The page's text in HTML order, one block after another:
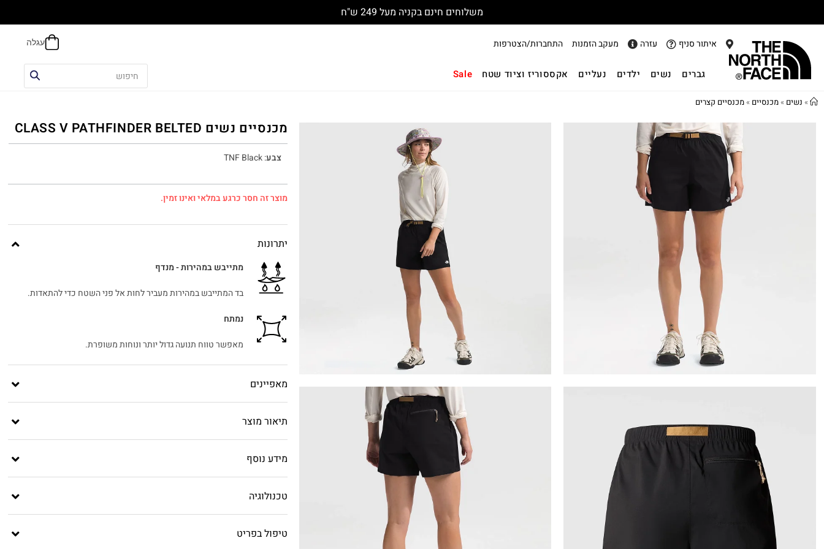
משלוחים חינם בקניה מעל 249 ש"ח
איתור סניף עזרה מעקב הזמנות התחברות/הצטרפות
גברים נשים ילדים נעליים אקססוריז וציוד שטח Sale
» נשים »מכנסיים »מכנסיים קצרים
מכנסיים נשים CLASS V PATHFINDER BELTED
צבע:
TNF Black
מוצר זה חסר כרגע במלאי ואינו זמין.
יתרונות
מתייבש במהירות - מנדף
בד המתייבש במהירות מעביר לחות אל פני השטח כדי להתאדות.
נמתח
מאפשר טווח תנועה גדול יותר ונוחות משופרת.
מאפיינים
תיאור מוצר
מידע נוסף
טכנולוגיה
טיפול בפריט